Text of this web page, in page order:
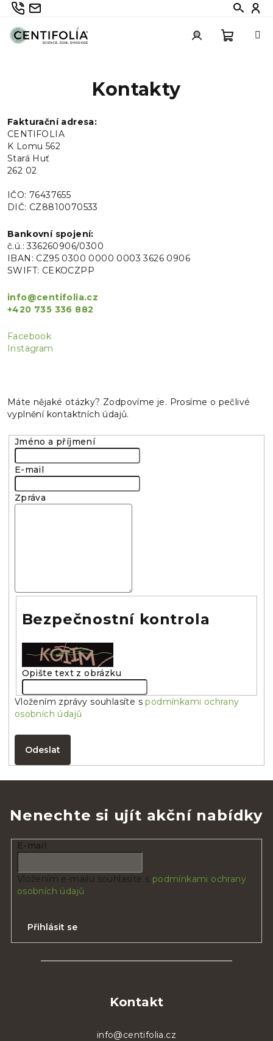
Přejít
obsah
735 336 882
info@centifolia.cz Hledat
Kontakty
Fakturační adresa:
CENTIFOLIA
K Lomu 562
Stará Huť
262 02
IČO: 76437655
DIČ: CZ8810070533
Bankovní spojení:
č.ú.: 336260906/0300
IBAN: CZ95 0300 0000 0003 3626 0906
SWIFT: CEKOCZPP
info@centifolia.cz
+420 735 336 882
Facebook
Instagram
Máte nějaké otázky? Zodpovíme je. Prosíme o pečlivé
vyplnění kontaktních údajů.
Jméno a příjmení
E-mail
Zpráva
Bezpečnostní kontrola
Opište text z obrázku
Vložením zprávy souhlasíte spodmínkami ochrany
osobních údajů
Odeslat
Nenechte si ujít akční nabídky
E-mail
Vložením e-mailu souhlasíte s podmínkami ochrany
osobních údajů
Přihlásit se
Kontakt
info@centifolia.cz